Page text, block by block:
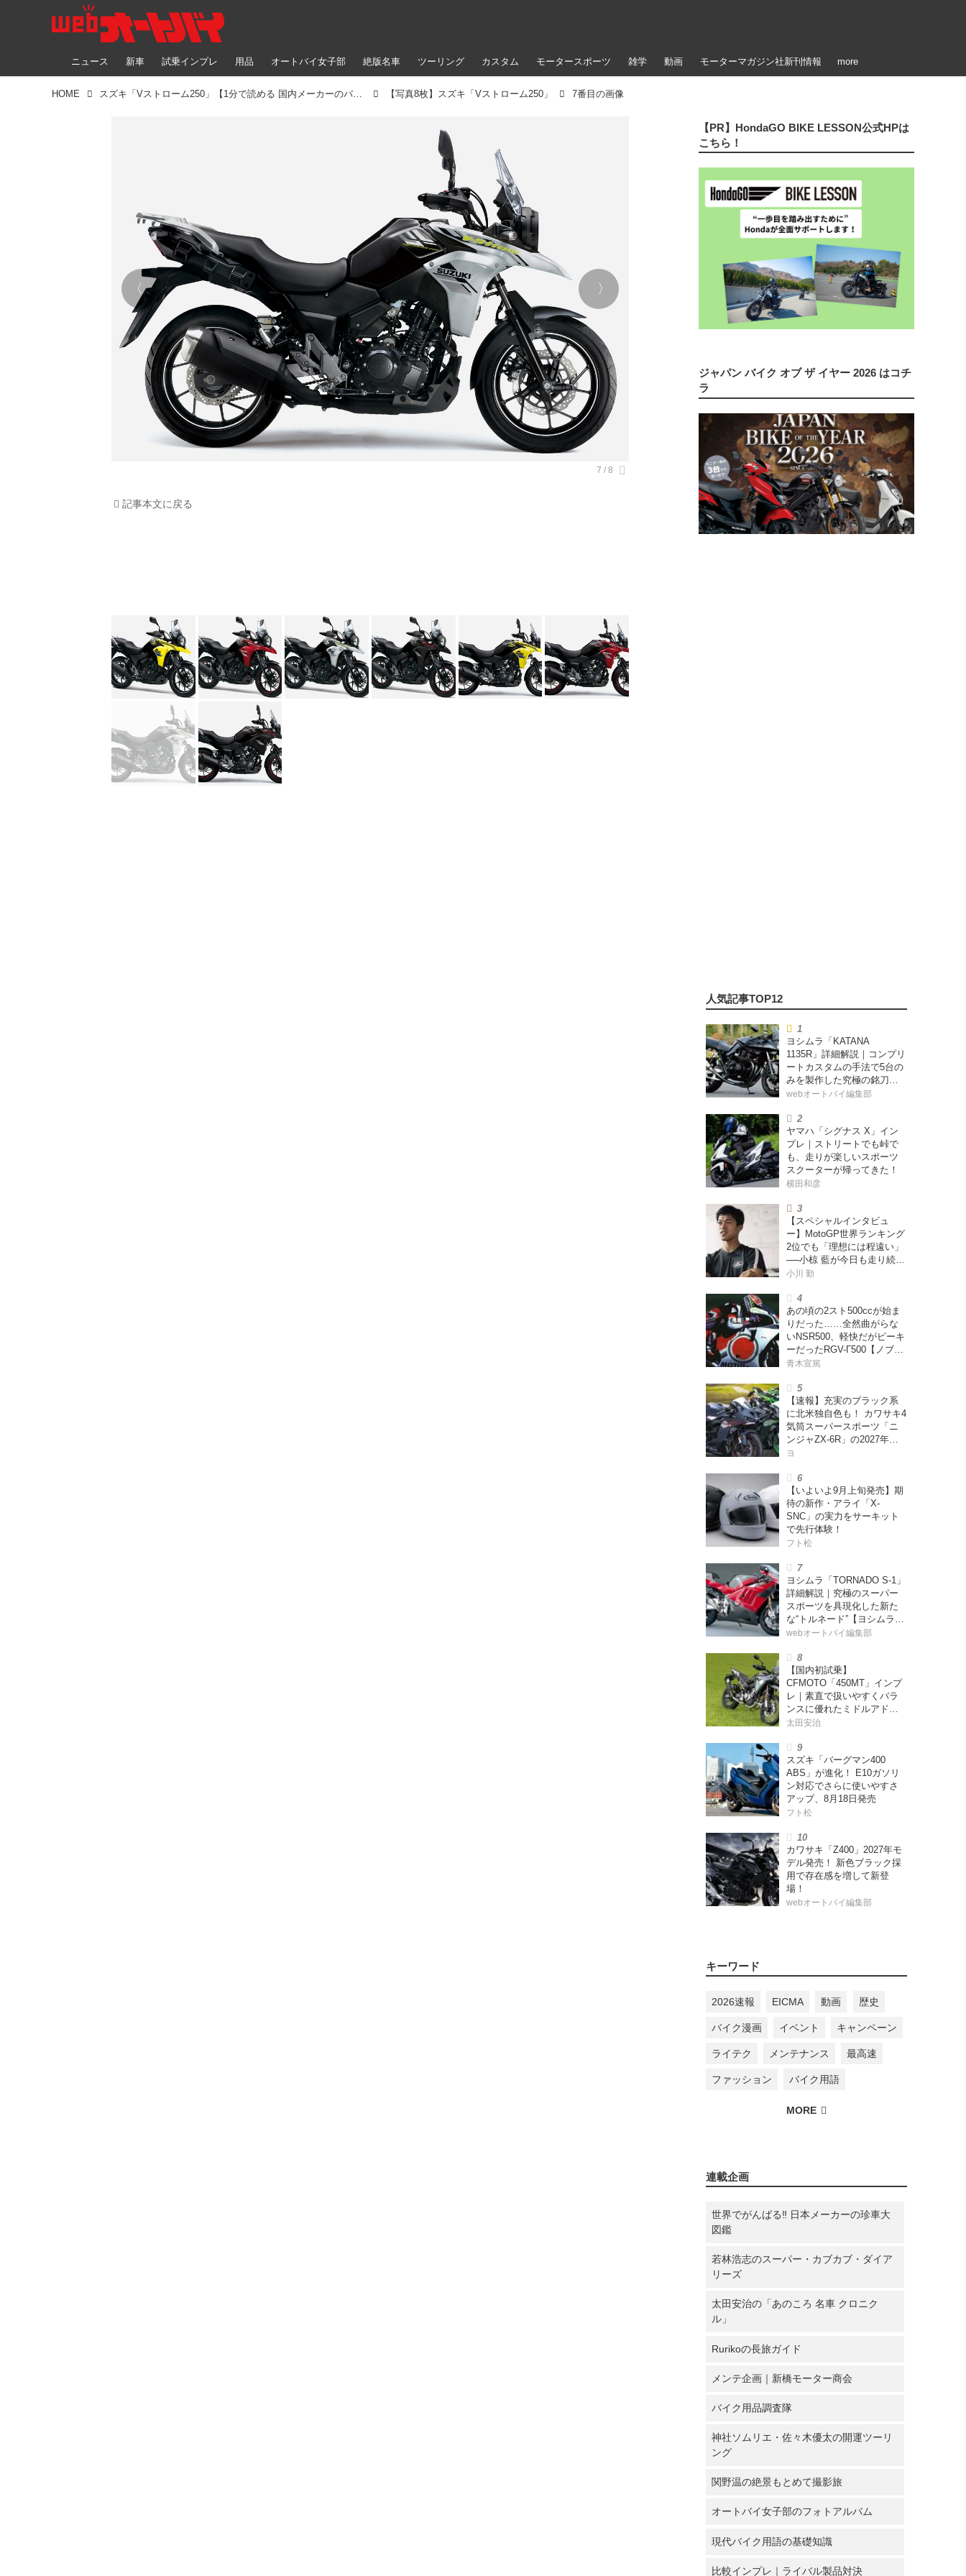
ニュース 新車 試乗インプレ 用品 オートバイ女子部 絶版名車 ツーリング カスタム モータースポーツ 雑学 動画 モーターマガジン社新刊情報 more
HOME スズキ「Vストローム250」【1分で読める 国内メーカーのバイク紹介 2023年現行モデル】 【写真8枚】スズキ「Vストローム250」 7番目の画像
記事本文に戻る
【PR】HondaGO BIKE LESSON公式HPは
こちら！
ジャパン バイク オブ ザ イヤー 2026 はコチ
ラ
ヨシムラ「KATANA
1135R」詳細解説｜コンプリ
ートカスタムの手法で5台の
みを製作した究極の銘刀
【ヨシムラ伝】
webオートバイ編集部
ヤマハ「シグナス X」イン
プレ｜ストリートでも峠で
も、走りが楽しいスポーツ
スクーターが帰ってきた！
横田和彦
【スペシャルインタビュ
ー】MotoGP世界ランキング
2位でも「理想には程遠い」
──小椋 藍が今日も走り続け
る理由
小川 勤
あの頃の2スト500ccが始ま
りだった……全然曲がらな
いNSR500、軽快だがピーキ
ーだったRGV-Γ500【ノブ青
木のA.M.R. (アオキマニアッ
青木宣篤
【速報】充実のブラック系
に北米独自色も！ カワサキ4
気筒スーパースポーツ「ニ
ンジャZX-6R」の2027年モ
デルを発表、2気筒ニンジャ
ヨ
【いよいよ9月上旬発売】期
待の新作・アライ「X-
SNC」の実力をサーキット
で先行体験！
フト松
ヨシムラ「TORNADO S-1」
詳細解説｜究極のスーパー
スポーツを具現化した新た
な“トルネード”【ヨシムラ
伝】
webオートバイ編集部
【国内初試乗】
CFMOTO「450MT」インプ
レ｜素直で扱いやすくバラ
ンスに優れたミドルアドベ
ンチャー！
太田安治
スズキ「バーグマン400
ABS」が進化！ E10ガソリ
ン対応でさらに使いやすさ
アップ、8月18日発売
フト松
カワサキ「Z400」2027年モ
デル発売！ 新色ブラック採
用で存在感を増して新登
場！
webオートバイ編集部
キーワード
2026速報 EICMA 動画 歴史
バイク漫画 イベント キャンペーン
ライテク メンテナンス 最高速
ファッション バイク用語
連載企画
世界でがんばる‼ 日本メーカーの珍車大
図鑑
若林浩志のスーパー・カブカブ・ダイア
リーズ
太田安治の「あのころ 名車 クロニク
ル」
Rurikoの長旅ガイド
メンテ企画｜新橋モーター商会
バイク用品調査隊
神社ソムリエ・佐々木優太の開運ツーリ
ング
関野温の絶景もとめて撮影旅
オートバイ女子部のフォトアルバム
現代バイク用語の基礎知識
比較インプレ｜ライバル製品対決